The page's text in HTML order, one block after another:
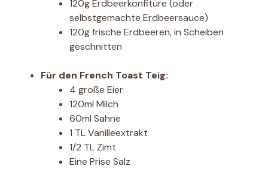
120g Erdbeerkonfitüre (oder
selbstgemachte Erdbeersauce)
120g frische Erdbeeren, in Scheiben
geschnitten
Für den French Toast Teig:
4 große Eier
120ml Milch
60ml Sahne
1 TL Vanilleextrakt
1/2 TL Zimt
Eine Prise Salz